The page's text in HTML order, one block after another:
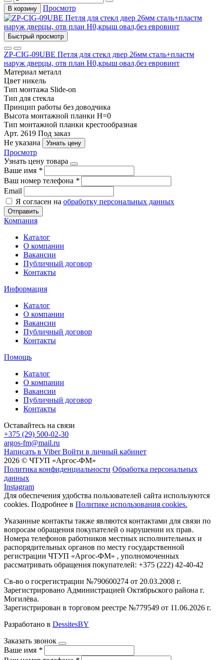
В корзину Просмотр
Быстрый просмотр
ZP-CIG-09UBE Петля для стекл двер 26мм сталь+пластм
наруж дверцы, отв план Н0,крыш овал,без евровинт
Материал металл
Цвет никель
Тип монтажа Slide-on
Тип для стекла
Принцип работы без доводчика
Высота монтажной планки H=0
Тип монтажной планки крестообразная
Арт. 2619 Под заказ
Не указана
Узнать цену
Просмотр
Узнать цену товара
Ваше имя *
Ваш номер телефона *
Email
Я согласен на обработку персональных данных
Отправить
Компания
Каталог
О компании
Вакансии
Публичный договор
Контакты
Информация
Каталог
О компании
Вакансии
Публичный договор
Контакты
Помощь
Каталог
О компании
Вакансии
Публичный договор
Контакты
Оставайтесь на связи
+375 (29) 500-02-30
argos-fm@mail.ru
Написать в Viber Войти в личный кабинет
2026 © ЧТУП «Аргос-ФМ»
Политика конфиденциальности Обработка персональных
данных
Instagram
Для обеспечения удобства пользователей сайта используются
cookies. Подробнее в Политике использования cookies.
Указанные контакты также являются контактами для связи по
вопросам обращения покупателей о нарушении их прав.
Номера телефонов работников местных исполнительных и
распорядительных органов по месту государственной
регистрации ЧТУП «Аргос-ФМ» , уполномоченных
рассматривать обращения покупателей: +375 (222) 42-40-42
Св-во о госрегистрации №790600274 от 20.03.2008 г.
Зарегистрировано Администрацией Октябрьского района г.
Могилёва.
Зарегистрирован в торговом реестре №779549 от 11.06.2026 г.
Разработано в DessitesBY
Заказать звонок
Ваше имя *